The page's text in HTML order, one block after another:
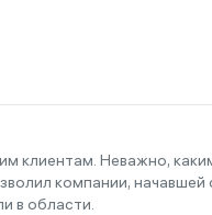
клиентам. Неважно,
компании, начавшей
в области.